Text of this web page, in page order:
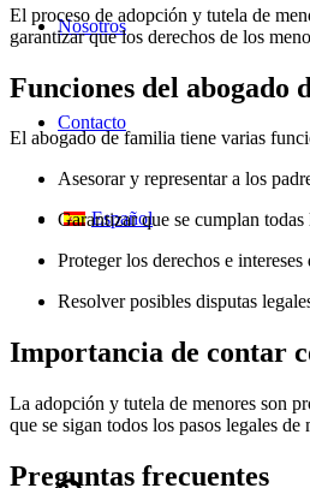
Nosotros
Contacto
Español
El proceso de adopción y tutela de
garantizar que los derechos de los
Funciones del abogado
El abogado de familia tiene varias
Asesorar y representar a los
Garantizar que se cumplan
Proteger los derechos e
Resolver posibles disputas
Importancia de contar
La adopción y tutela de menores son
que se sigan todos los pasos legales
Preguntas frecuentes